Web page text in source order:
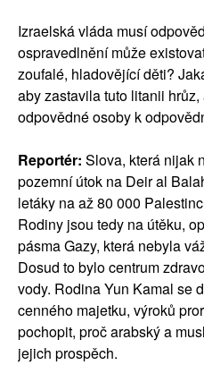
Izraelská vláda musí
ospravedlnění může
zoufalé, hladovějící děti?
aby zastavila tuto litanii
odpovědné osoby k
Reportér: Slova, která nijak
pozemní útok na Deir al
letáky na až 80 000
Rodiny jsou tedy na útěku,
pásma Gazy, která nebyla
Dosud to bylo centrum
vody. Rodina Yun Kamal se
cenného majetku, výroků
pochopit, proč arabský a
jejich prospěch.